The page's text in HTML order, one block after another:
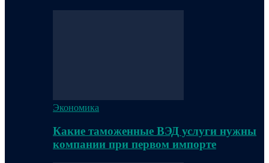
Экономика
Какие таможенные ВЭД услуги нужны
компании при первом импорте